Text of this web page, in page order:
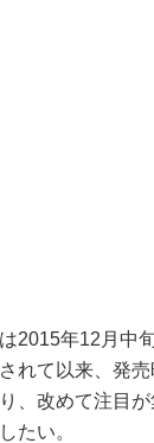
2015年12月中
れて以来、発
、改めて注目
たい。